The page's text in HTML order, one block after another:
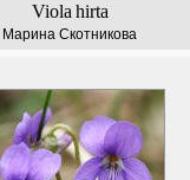
Viola hirta
Марина Скотникова